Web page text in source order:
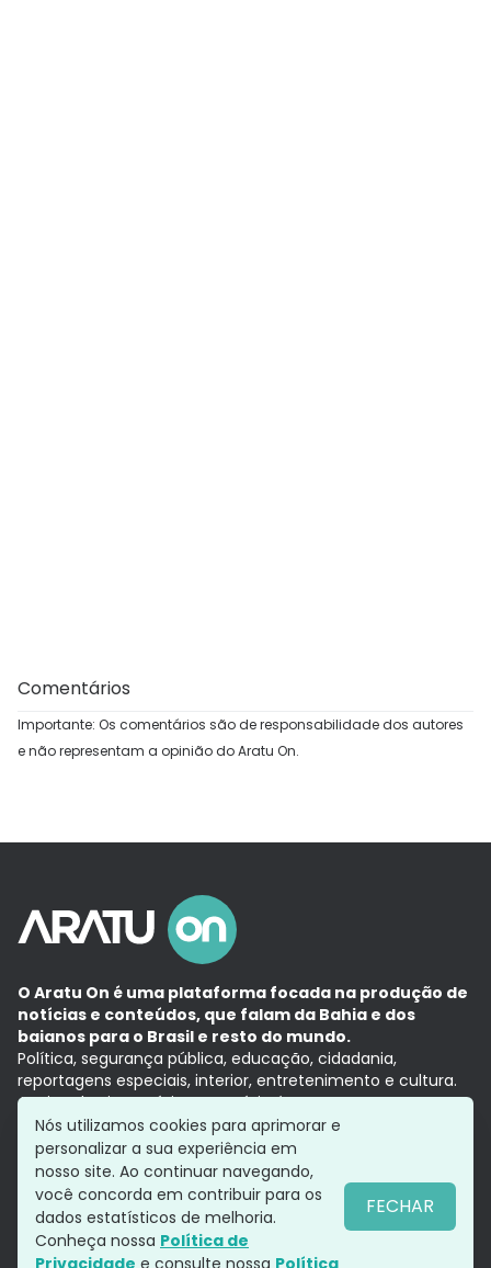
Comentários
Importante: Os comentários são de responsabilidade dos autores
e não representam a opinião do Aratu On.
O Aratu On é uma plataforma focada na produção de
notícias e conteúdos, que falam da Bahia e dos
baianos para o Brasil e resto do mundo.
Política, segurança pública, educação, cidadania,
reportagens especiais, interior, entretenimento e cultura.
Aqui, tudo vira notícia e a notícia é no tempo presente,
com a credibilidade do Grupo Aratu.
Grupo Aratu
Política de privacidade
Siga-nos
Nós utilizamos cookies para aprimorar e
personalizar a sua experiência em
nosso site. Ao continuar navegando,
você concorda em contribuir para os
dados estatísticos de melhoria.
Conheça nossa Política de
Privacidade e consulte nossa Política
FECHAR